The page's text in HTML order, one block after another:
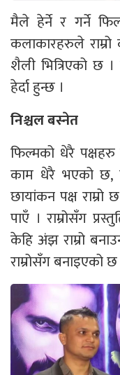
मैले हेर्ने र गर्ने
कलाकारहरुले
शैली भित्रिएको छ
हेर्दा हुन्छ ।
निश्चल बस्नेत
फिल्मको धेरै पक्षहरु
काम धेरै भएको छ,
छायांकन पक्ष राम्रो
पाएँ । राम्रोसँग
केहि अंझ राम्रो
राम्रोसँग बनाइएको छ